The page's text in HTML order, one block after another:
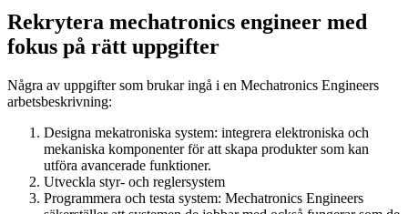
Rekrytera mechatronics engineer med
fokus på rätt uppgifter
Några av uppgifter som brukar ingå i en Mechatronics Engineers
arbetsbeskrivning:
Designa mekatroniska system: integrera elektroniska och
mekaniska komponenter för att skapa produkter som kan
utföra avancerade funktioner.
Utveckla styr- och reglersystem
Programmera och testa system: Mechatronics Engineers